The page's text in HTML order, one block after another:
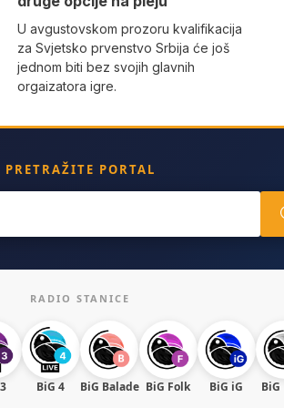
U avgustovskom prozoru kvalifikacija
za Svjetsko prvenstvo Srbija će još
jednom biti bez svojih glavnih
orgaizatora igre.
PRETRAŽITE PORTAL
RADIO STANICE
BiG 4 BiG Balade BiG Folk BiG iG BiG